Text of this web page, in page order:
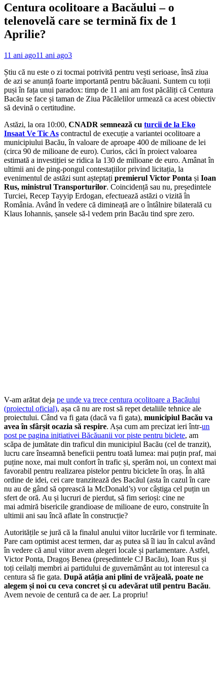
Centura ocolitoare a Bacăului – o
telenovelă care se termină fix de 1
Aprilie?
11 ani ago11 ani ago3
Știu că nu este o zi tocmai potrivită pentru vești serioase, însă ziua
de azi se anunță foarte importantă pentru băcăuani. Suntem cu toții
puși în fața unui paradox: timp de 11 ani am fost păcăliți că Centura
Bacău se face și taman de Ziua Păcălelilor urmează ca acest obiectiv
să devină o certitudine.
Astăzi, la ora 10:00, CNADR semnează cu turcii de la Eko
Insaat Ve Tic As contractul de execuție a variantei ocolitoare a
municipiului Bacău, în valoare de aproape 400 de milioane de lei
(circa 90 de milioane de euro). Curios, căci în proiect valoarea
estimată a investiției se ridica la 130 de milioane de euro. Amânat în
ultimii ani de ping-pongul contestațiilor privind licitația, la
evenimentul de astăzi sunt așteptați premierul Victor Ponta și Ioan
Rus, ministrul Transporturilor. Coincidență sau nu, președintele
Turciei, Recep Tayyip Erdogan, efectuează astăzi o vizită în
România. Având în vedere că dimineață are o întâlnire bilaterală cu
Klaus Iohannis, șansele să-l vedem prin Bacău tind spre zero.
V-am arătat deja pe unde va trece centura ocolitoare a Bacăului
(proiectul oficial), așa că nu are rost să repet detaliile tehnice ale
proiectului. Când va fi gata (dacă va fi gata), municipiul Bacău va
avea în sfârșit ocazia să respire. Așa cum am precizat ieri într-un
post pe pagina inițiativei Băcăuanii vor piste pentru biclete, am
scăpa de jumătate din traficul din municipiul Bacău (cel de tranzit),
lucru care înseamnă beneficii pentru toată lumea: mai puțin praf, mai
puține noxe, mai mult confort în trafic și, sperăm noi, un context mai
favorabil pentru realizarea pistelor pentru biciclete în oraș. În altă
ordine de idei, cei care tranzitează des Bacăul (asta în cazul în care
nu au de gând să oprească la McDonald’s) vor câștiga cel puțin un
sfert de oră. Au și lucruri de pierdut, să fim serioși: cine ne
mai admiră bisericile grandioase de milioane de euro, construite în
ultimii ani sau încă aflate în construcție?
Autoritățile se jură că la finalul anului viitor lucrările vor fi terminate.
Pare cam optimist acest termen, dar aș putea să îl iau în calcul având
în vedere că anul viitor avem alegeri locale și parlamentare. Astfel,
Victor Ponta, Dragoș Benea (președintele CJ Bacău), Ioan Rus și
toți ceilalți membri ai partidului de guvernământ au tot interesul ca
centura să fie gata. După atâția ani plini de vrăjeală, poate ne
alegem și noi cu ceva concret și cu adevărat util pentru Bacău.
Avem nevoie de centură ca de aer. La propriu!